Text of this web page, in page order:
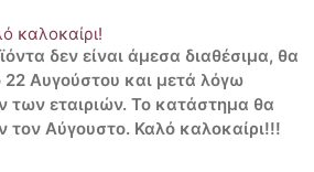
καλοκαίρι!
δεν είναι άμεσα διαθέσιμα, θα
22 Αυγούστου και μετά λόγω
των εταιριών. Το κατάστημα θα
τον Αύγουστο. Καλό καλοκαίρι!!!